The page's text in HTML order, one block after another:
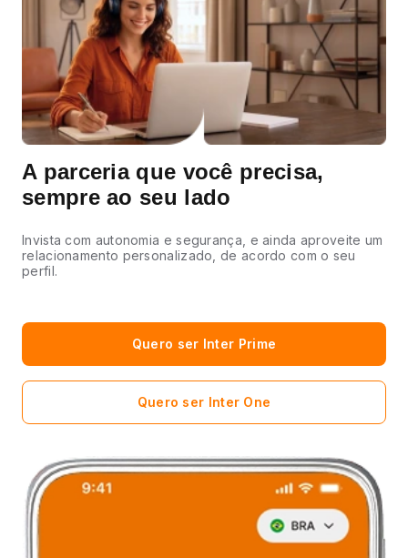
A parceria que você precisa,
sempre ao seu lado
Invista com autonomia e segurança, e ainda aproveite um
relacionamento personalizado, de acordo com o seu
perfil.
Quero ser Inter Prime
Quero ser Inter One